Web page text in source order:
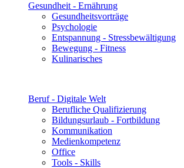
Gesundheit - Ernährung
Gesundheitsvorträge
Psychologie
Entspannung - Stressbewältigung
Bewegung - Fitness
Kulinarisches
Beruf - Digitale Welt
Berufliche Qualifizierung
Bildungsurlaub - Fortbildung
Kommunikation
Medienkompetenz
Office
Tools - Skills